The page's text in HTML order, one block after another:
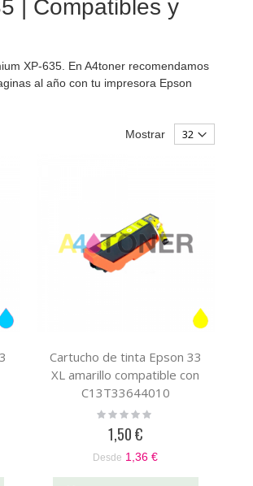
| Compatibles y
XP-635. En A4toner recomendamos
al año con tu impresora Epson
Mostrar
Cartucho de tinta Epson 33
XL amarillo compatible con
C13T33644010
Rating:
1,50 €
Desde 1,36 €